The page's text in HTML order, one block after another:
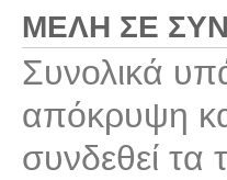
ΜΈΛΗ ΣΕ
Συνολικά
απόκρυψη
συνδεθεί τα